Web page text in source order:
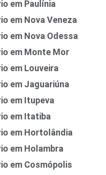
em Paulínia
em Nova Veneza
em Nova Odessa
em Monte Mor
em Louveira
em Jaguariúna
em Itupeva
em Itatiba
em Hortolândia
em Holambra
em Cosmópolis